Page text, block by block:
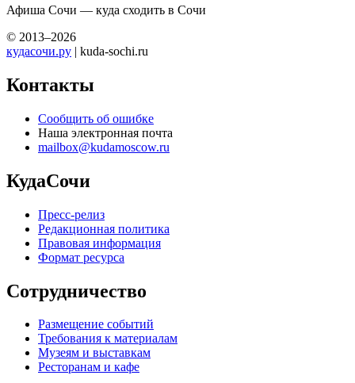
Афиша Сочи — куда сходить в Сочи
© 2013–2026
кудасочи.ру | kuda-sochi.ru
Контакты
Сообщить об ошибке
Наша электронная почта
mailbox@kudamoscow.ru
КудаСочи
Пресс-релиз
Редакционная политика
Правовая информация
Формат ресурса
Сотрудничество
Размещение событий
Требования к материалам
Музеям и выставкам
Ресторанам и кафе